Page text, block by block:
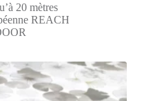
20 mètres
REACH